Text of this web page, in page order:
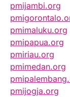
pmijambi.org
pmimaluku.org
pmipapua.org
pmiriau.org
pmimedan.org
pmijogja.org